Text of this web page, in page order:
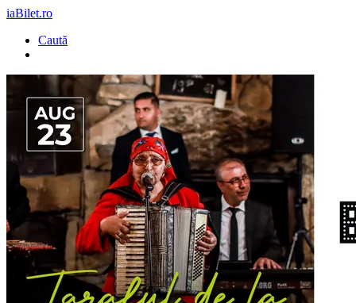
iaBilet.ro
Caută